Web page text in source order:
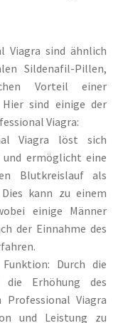
Viagra sind ähnlich
Sildenafil-Pillen,
Vorteil einer
sind einige der
Viagra:
Viagra löst sich
ermöglicht eine
Blutkreislauf als
kann zu einem
einige Männer
der Einnahme des
Durch die
die Erhöhung des
Viagra
und Leistung zu